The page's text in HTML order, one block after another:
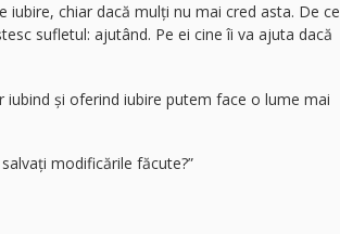
chiar dacă mulți nu mai cred asta. De ce
sufletul: ajutând. Pe ei cine îi va ajuta dacă
și oferind iubire putem face o lume mai
modificările făcute?”